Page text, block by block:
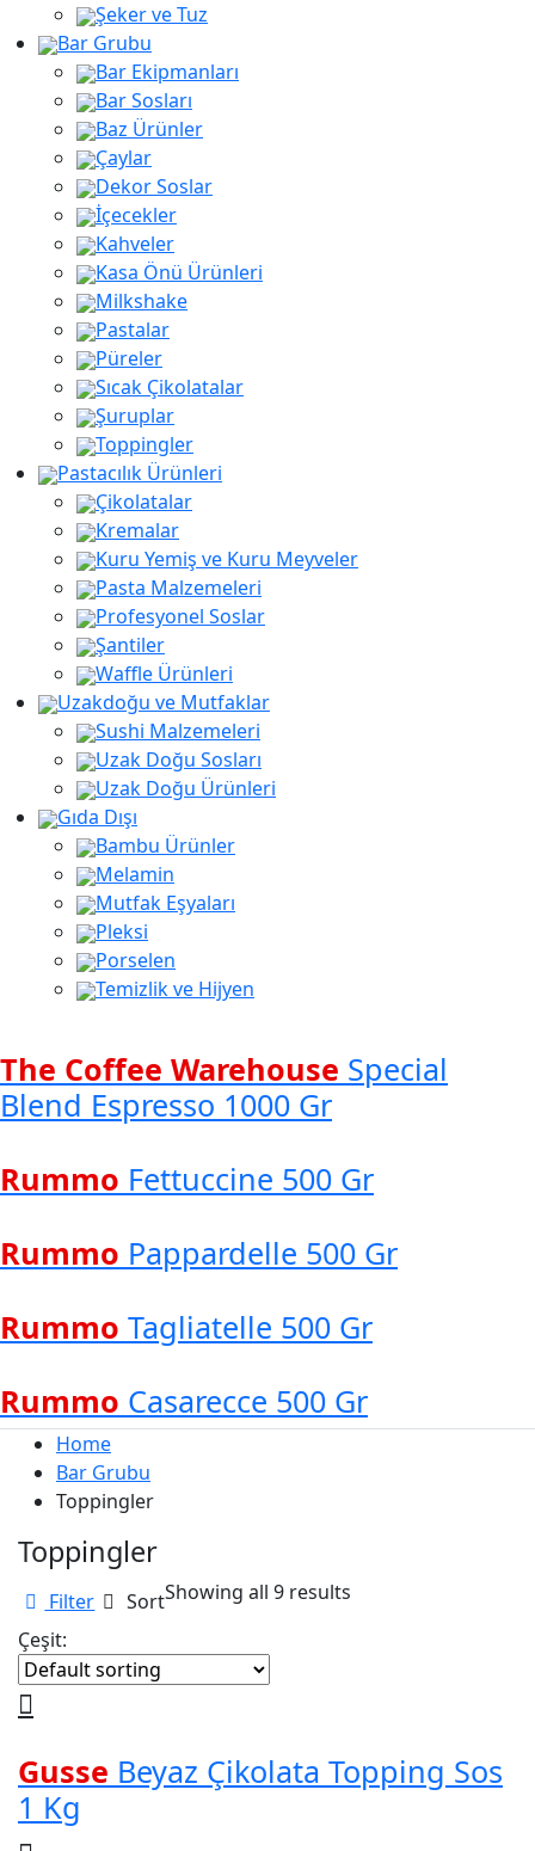
Şeker ve Tuz
Bar Grubu
Bar Ekipmanları
Bar Sosları
Baz Ürünler
Çaylar
Dekor Soslar
İçecekler
Kahveler
Kasa Önü Ürünleri
Milkshake
Pastalar
Püreler
Sıcak Çikolatalar
Şuruplar
Toppingler
Pastacılık Ürünleri
Çikolatalar
Kremalar
Kuru Yemiş ve Kuru Meyveler
Pasta Malzemeleri
Profesyonel Soslar
Şantiler
Waffle Ürünleri
Uzakdoğu ve Mutfaklar
Sushi Malzemeleri
Uzak Doğu Sosları
Uzak Doğu Ürünleri
Gıda Dışı
Bambu Ürünler
Melamin
Mutfak Eşyaları
Pleksi
Porselen
Temizlik ve Hijyen
The Coffee Warehouse Special
Blend Espresso 1000 Gr
Rummo Fettuccine 500 Gr
Rummo Pappardelle 500 Gr
Rummo Tagliatelle 500 Gr
Rummo Casarecce 500 Gr
Home
Bar Grubu
Toppingler
Toppingler
Filter SortShowing all 9 results
Çeşit:
Gusse Beyaz Çikolata Topping Sos
1 Kg